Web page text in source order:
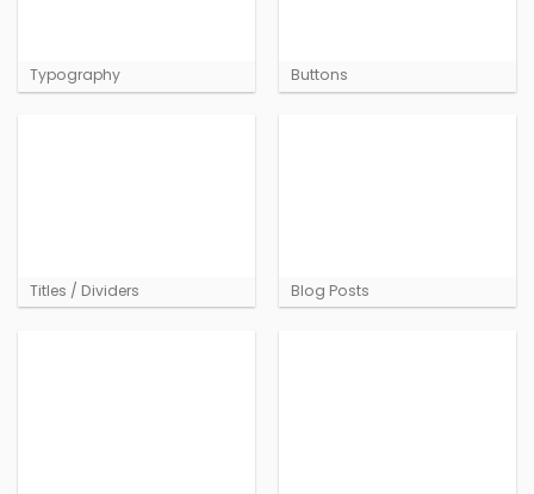
Typography Buttons
Titles / Dividers Blog Posts